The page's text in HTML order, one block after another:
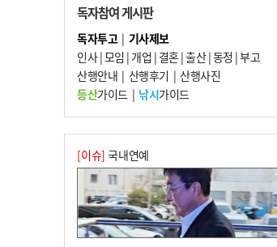
군사기밀 유출자 색출 지시
7
부산 주유소 휘발유 평균가 ℓ당 1849원…
전주보다 3원 ↓
8
[속보] ‘심판 성접대’ 논란 축구협회 공식 사
과…“현재는 부적절 행위 없어”
10 서울 중랑구서 흉기 난동…60대 남성 2명
사망
독자참여 게시판
독자투고| 기사제보
인사|모임 | 개업 | 결혼|출산|동정 |부고
산행안내 | 산행후기 | 산행사진
등산가이드| 낚시가이드
[이슈] 국내연예